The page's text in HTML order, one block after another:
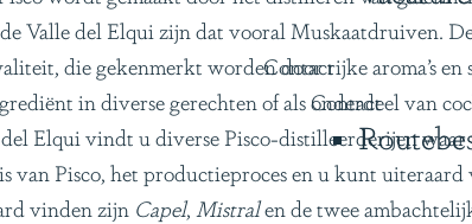
Contact
Contact
Valle del Elqui zijn dat vooral Muskaatdruiven.
die gekenmerkt worden door rijke aroma’s
in diverse gerechten of als onderdeel van
Elqui vindt u diverse Pisco-distilleerderijen
van Pisco, het productieproces en u kunt
vinden zijn Capel, Mistralen de twee